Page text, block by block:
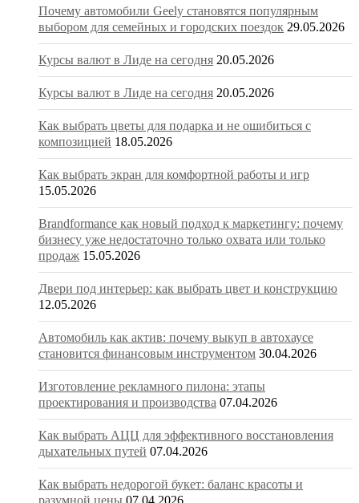
Почему автомобили Geely становятся популярным
выбором для семейных и городских поездок 29.05.2026
Курсы валют в Лиде на сегодня 20.05.2026
Курсы валют в Лиде на сегодня 20.05.2026
Как выбрать цветы для подарка и не ошибиться с
композицией 18.05.2026
Как выбрать экран для комфортной работы и игр
15.05.2026
Brandformance как новый подход к маркетингу: почему
бизнесу уже недостаточно только охвата или только
продаж 15.05.2026
Двери под интерьер: как выбрать цвет и конструкцию
12.05.2026
Автомобиль как актив: почему выкуп в автохаусе
становится финансовым инструментом 30.04.2026
Изготовление рекламного пилона: этапы
проектирования и производства 07.04.2026
Как выбрать АЦЦ для эффективного восстановления
дыхательных путей 07.04.2026
Как выбрать недорогой букет: баланс красоты и
разумной цены 07.04.2026